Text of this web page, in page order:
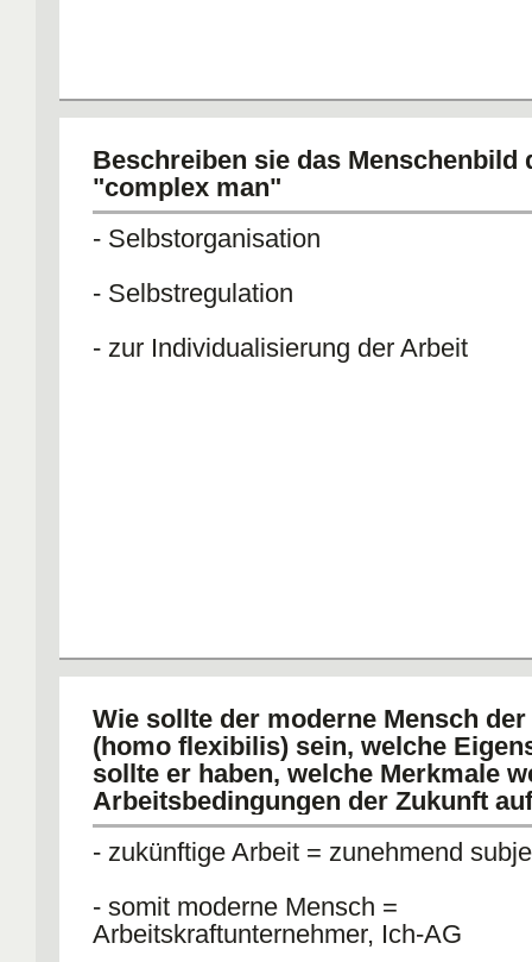
Beschreiben sie das Menschenbild
"complex man"
- Selbstorganisation
- Selbstregulation
- zur Individualisierung der Arbeit
Wie sollte der moderne Mensch
(homo flexibilis) sein, welche
sollte er haben, welche Merkmale
Arbeitsbedingungen der Zukunft
- zukünftige Arbeit = zunehmend
- somit moderne Mensch =
Arbeitskraftunternehmer, Ich-AG